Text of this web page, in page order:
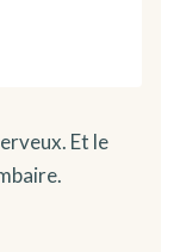
Et le